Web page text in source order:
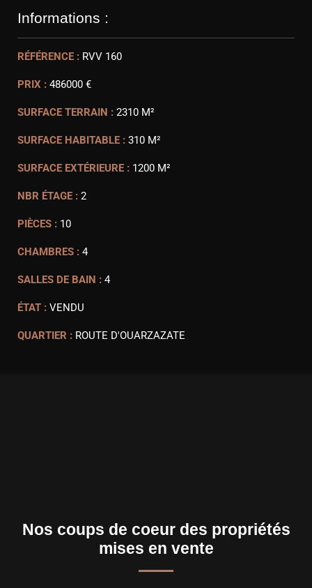
Informations :
RÉFÉRENCE : RVV 160
PRIX : 486000 €
SURFACE TERRAIN : 2310 M²
SURFACE HABITABLE : 310 M²
SURFACE EXTÉRIEURE : 1200 M²
NBR ÉTAGE : 2
PIÈCES : 10
CHAMBRES : 4
SALLES DE BAIN : 4
ÉTAT : VENDU
QUARTIER : ROUTE D'OUARZAZATE
Nos coups de coeur des propriétés
mises en vente